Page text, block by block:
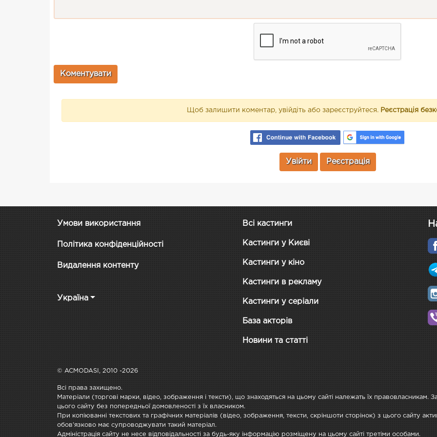
Щоб залишити коментар, увійдіть або зареєструйтеся. Реєстрація
Увійти Реєстрація
Умови використання
Політика конфіденційності
Видалення контенту
Україна
Всі кастинги
Кастинги у Києві
Кастинги у кіно
Кастинги в рекламу
Кастинги у серіали
База акторів
Новини та статті
© ACMODASI, 2010 -2026
Всі права захищено.
Матеріали (торгові марки, відео, зображення і тексти), що знаходяться на цьому сайті належать їх правовласникам.
цього сайту без попередньої домовленості з їх власником.
При копіюванні текстових та графічних матеріалів (відео, зображення, тексти, скріншоти сторінок) з цього сайту
обов'язково має супроводжувати такий матеріал.
Адміністрація сайту не несе відповідальності за будь-яку інформацію розміщену на цьому сайті третіми особами.